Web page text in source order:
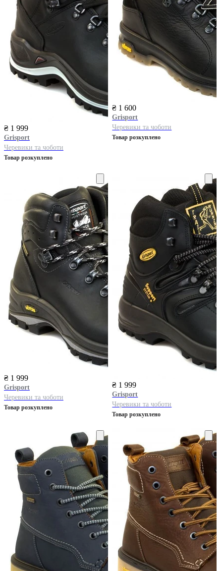
₴ 1 999
Grisport
Черевики та чоботи
Товар розкуплено
₴ 1 600
Grisport
Черевики та чоботи
Товар розкуплено
₴ 1 999
Grisport
Черевики та чоботи
Товар розкуплено
₴ 1 999
Grisport
Черевики та чоботи
Товар розкуплено